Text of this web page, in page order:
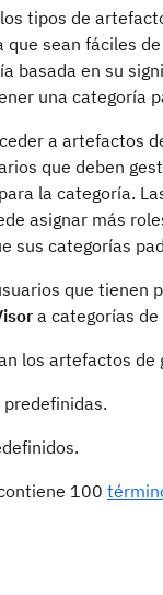
tipos de
sean fáciles
basada en su
una categoría
a artefactos
que deben
la categoría.
asignar más
sus categorías
que tienen
a categorías
los artefactos de
100